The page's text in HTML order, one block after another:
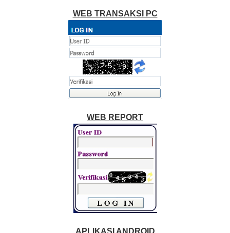
WEB TRANSAKSI PC
WEB REPORT